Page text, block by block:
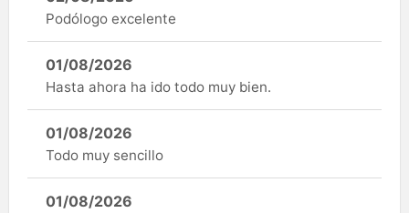
Podólogo excelente
01/08/2026
Hasta ahora ha ido todo muy bien.
01/08/2026
Todo muy sencillo
01/08/2026